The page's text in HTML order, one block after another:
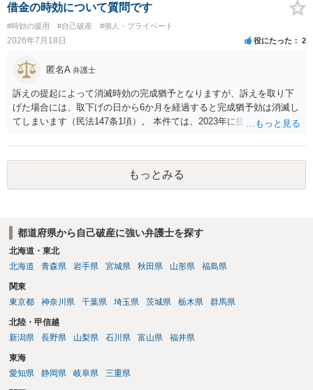
借金の時効について質問です
#時効の援用 #自己破産 #個人・プライベート
2026年7月18日 役にたった 2
匿名A 弁護士
訴えの提起によって消滅時効の完成猶予となりますが、訴えを取り下
げた場合には、取下げの日から6か月を経過すると完成猶予効は消滅し
てしまいます（民法147条1項）。 本件ては、2023年に提訴された債権
権者については取下げ日から6か月以内に再提訴しなければやはり時効
は更新しないことになります。ただし、消滅時効の起算点は、不払い
日ではなく期限の利益喪失日（通常は所定の分割の支払期日から1～2
か月程度経過しても支払いがなければ一括返済可能という契約になっ
もっとみる
都道府県から自己破産に強い弁護士を探す
北海道・東北
北海道
青森県 岩手県 宮城県 秋田県 山形県 福島県
関東
東京都
神奈川県 千葉県 埼玉県 茨城県 栃木県 群馬県
北陸・甲信越
新潟県
長野県 山梨県 石川県 富山県 福井県
東海
愛知県
静岡県 岐阜県 三重県